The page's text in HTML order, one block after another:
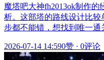
魔塔吧大神fh2013ok制作
析。这部塔的路线设计比
步都不能错，想找到唯一
2026-07-14 14:590赞 · 0评论